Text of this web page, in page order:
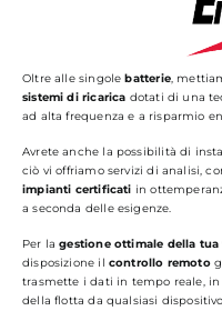
Oltre alle singolebatterie,
sistemi di ricarica dotati di una
ad alta frequenza e a risparmio
Avrete anche la possibilità di
ciò vi offriamo servizi di analisi,
impianti certificati in
a seconda delle esigenze.
Per lagestione ottimale della
disposizione il controllo remoto
trasmette i dati in tempo reale,
della flotta da qualsiasi